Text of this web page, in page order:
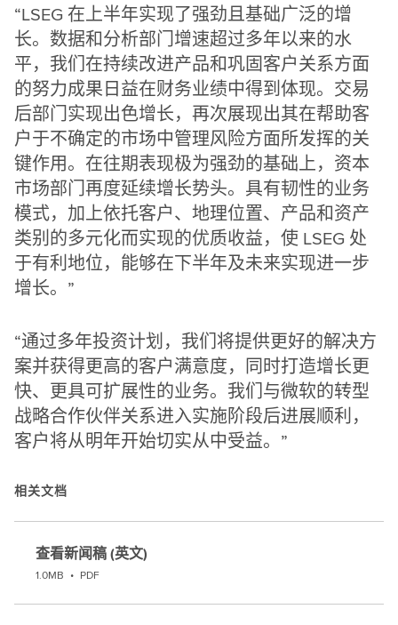
“LSEG 在上半年实现了强劲且基础广泛的增
长。数据和分析部门增速超过多年以来的水
平，我们在持续改进产品和巩固客户关系方面
的努力成果日益在财务业绩中得到体现。交易
后部门实现出色增长，再次展现出其在帮助客
户于不确定的市场中管理风险方面所发挥的关
键作用。在往期表现极为强劲的基础上，资本
市场部门再度延续增长势头。具有韧性的业务
模式，加上依托客户、地理位置、产品和资产
类别的多元化而实现的优质收益，使 LSEG 处
于有利地位，能够在下半年及未来实现进一步
增长。”
“通过多年投资计划，我们将提供更好的解决方
案并获得更高的客户满意度，同时打造增长更
快、更具可扩展性的业务。我们与微软的转型
战略合作伙伴关系进入实施阶段后进展顺利，
客户将从明年开始切实从中受益。”
相关文档
查看新闻稿 (英文)
1.0MB • PDF